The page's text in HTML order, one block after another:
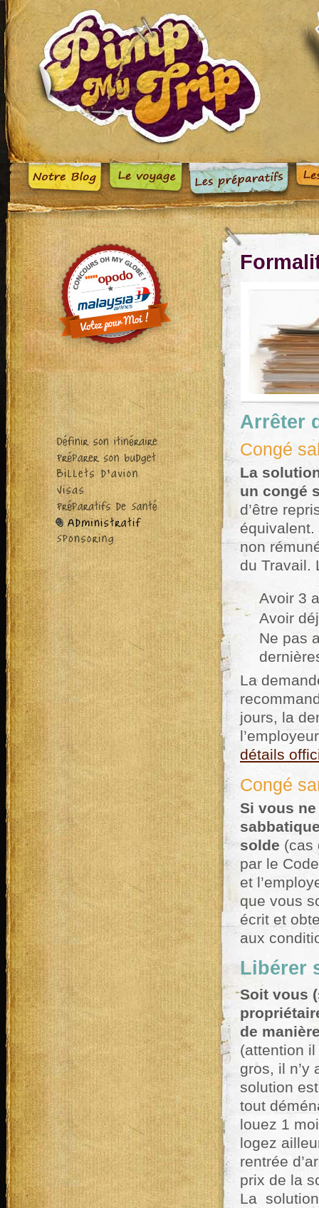
Arrêter
Congé
La
un congé
d’être
non
du Travail.
Avoir 3
Avoir
Ne pas
La
jours, la
détails
Congé
Si vous
solde (cas
par le
et
que vous
écrit et
aux
Libérer
Soit vous
de
(attention il
gros, il n’y
solution
tout
louez 1
logez
rentrée
prix de la
La